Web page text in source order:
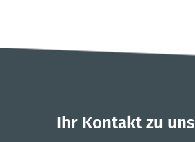
Ihr Kontakt zu uns